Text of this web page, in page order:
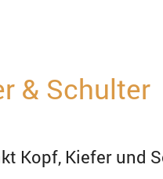
& Schulter
Kopf, Kiefer und